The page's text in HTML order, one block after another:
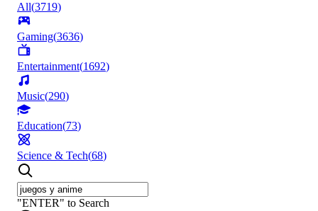
All(3719)
Gaming(3636)
Entertainment(1692)
Music(290)
Education(73)
Science & Tech(68)
"ENTER" to Search